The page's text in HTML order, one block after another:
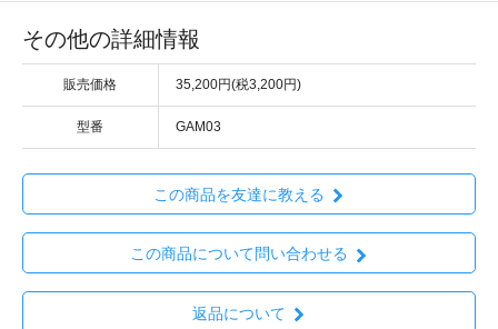
その他の詳細情報
販売価格 35,200円(税3,200円)
型番 GAM03
この商品を友達に教える
この商品について問い合わせる
返品について